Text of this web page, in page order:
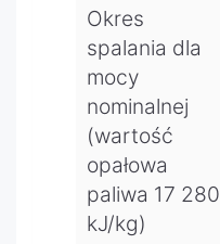
program
owalny
tygodnio
bezprze
wodowy,
termosta
t
pokojowy
Okres
spalania dla
mocy
nominalnej
(wartość
opałowa
paliwa 17 280
kJ/kg)